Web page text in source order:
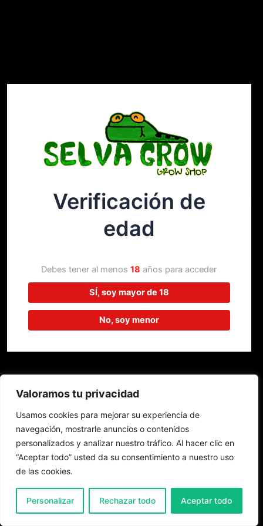
Valoramos tu privacidad
Usamos cookies para mejorar su experiencia de
navegación, mostrarle anuncios o contenidos
personalizados y analizar nuestro tráfico. Al hacer clic en
“Aceptar todo” usted da su consentimiento a nuestro uso
de las cookies.
Personalizar Rechazar todo Aceptar todo
¡Disculpa este desastre! Estamos
trabajando en algo increíble,
¡vuelve pronto!
Verificación de
edad
Debes tener al menos18 años para acceder
SÍ, soy mayor de 18
No, soy menor